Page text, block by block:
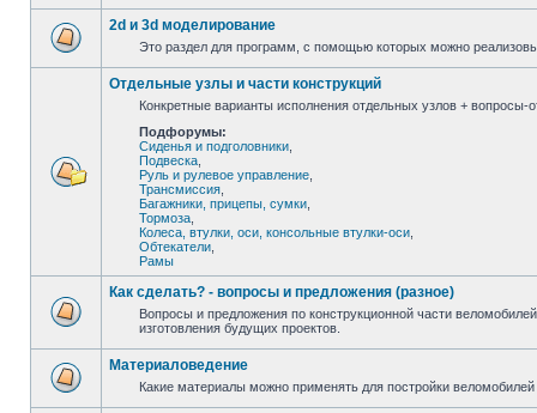
2d и 3d моделирование
Это раздел для программ, с помощью которых можно
Отдельные узлы и части конструкций
Конкретные варианты исполнения отдельных узлов + вопросы-
Подфорумы:
Сиденья и подголовники
Подвеска
Руль и рулевое управление
Трансмиссия
Багажники, прицепы, сумки
Тормоза
Колеса, втулки, оси, консольные втулки-оси
Обтекатели
Рамы
Как сделать? - вопросы и предложения (разное)
Вопросы и предложения по конструкционной части
изготовления будущих проектов.
Материаловедение
Какие материалы можно применять для постройки